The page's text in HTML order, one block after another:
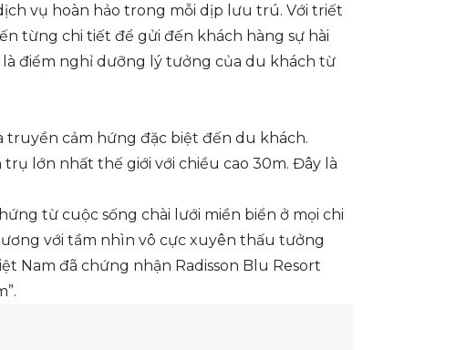
vụ hoàn hảo trong mỗi dịp lưu trú. Với triết
từng chi tiết để gửi đến khách hàng sự hài
là điểm nghỉ dưỡng lý tưởng của du khách từ
truyền cảm hứng đặc biệt đến du khách.
lớn nhất thế giới với chiều cao 30m. Đây là
từ cuộc sống chài lưới miền biển ở mọi chi
với tầm nhìn vô cực xuyên thấu tưởng
Nam đã chứng nhận Radisson Blu Resort